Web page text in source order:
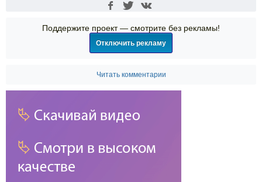
Поддержите проект — смотрите без рекламы!
Отключить рекламу
Читать комментарии